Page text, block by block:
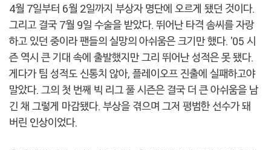
4월 7일부터 6월 2일까지 부상자 명단에 오르게 됐던 것이다.
그리고 결국 7월 9일 수술을 받았다. 뛰어난 타격 솜씨를 자랑
하고 있던 중이라 팬들의 실망의 아쉬움은 크기만 했다. '05 시
즌 역시 큰 기대 속에 출발했지만 그리 뛰어난 성적은 못 됐다.
게다가 팀 성적도 신통치 않아, 플레이오프 진출에 실패하고야
말았다. 그의 첫 번째 빅 리그 풀 시즌은 결국 더 큰 아쉬움을 남
긴 채 그렇게 마감됐다. 부상을 겪으며 그저 평범한 선수가 돼
버린 인상이었다.